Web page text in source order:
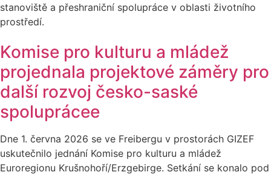
stanoviště a přeshraniční spolupráce v oblasti životního
prostředí.
Komise pro kulturu a mládež
projednala projektové záměry pro
další rozvoj česko-saské
spoluprácee
Dne 1. června 2026 se ve Freibergu v prostorách GIZEF
uskutečnilo jednání Komise pro kulturu a mládež
Euroregionu Krušnohoří/Erzgebirge. Setkání se konalo pod